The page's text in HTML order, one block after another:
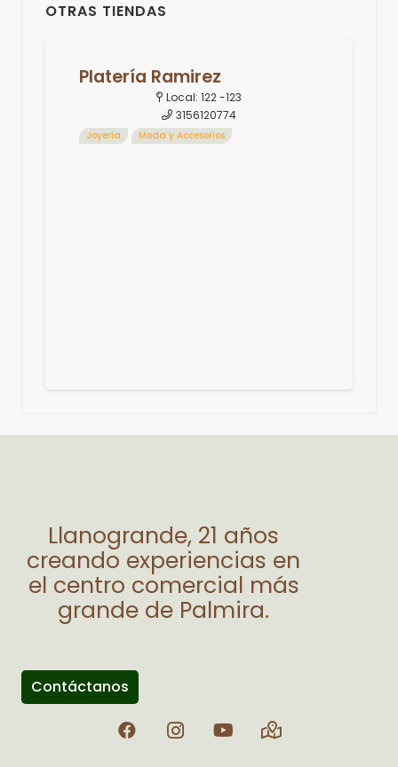
OTRAS TIENDAS
Platería Ramirez
Local:122 -123
3156120774
Joyería Moda y Accesorios
Llanogrande, 21 años
creando experiencias en
el centro comercial más
grande de Palmira.
Contáctanos